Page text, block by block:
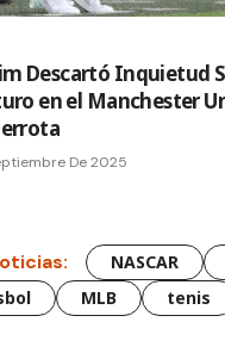
Descartó Inquietud
en el Manchester
De 2025
NASCAR
MLB tenis